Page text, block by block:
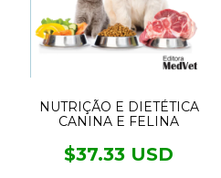
NUTRIÇÃO E DIETÉTICA
CANINA E FELINA
$37.33 USD